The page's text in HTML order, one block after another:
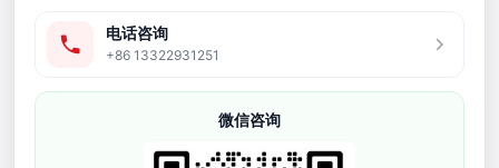
友情链接
产品中心
电话咨询
+86 13322931251
微信咨询